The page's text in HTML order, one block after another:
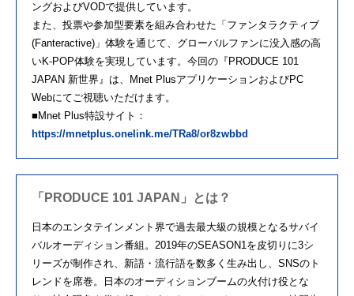
ングおよびVODで提供しています。
また、投票や参加型要素を組み合わせた「ファンタラクティブ
(Fanteractive)」体験を通じて、グローバルファンに没入感の高
いK-POP体験を実現しています。今回の『PRODUCE 101
JAPAN 新世界』は、Mnet PlusアプリケーションおよびPC
Webにてご視聴いただけます。
■Mnet Plus特設サイト：
https://mnetplus.onelink.me/TRa8/or8zwbbd
「PRODUCE 101 JAPAN」とは？
日本のエンタテインメント界で過去最大級の規模となるサバイ
バルオーディション番組。2019年のSEASON1を皮切りに3シ
リーズが制作され、新語・流行語を数多く生み出し、SNSのト
レンドを席巻。日本のオーディションブームの火付け役とな